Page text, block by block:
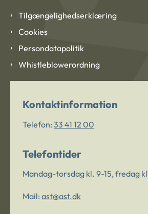
Tilgængelighedserklæring
Cookies
Persondatapolitik
Whistleblowerordning
Kontaktinformation
Telefon: 33 41 12 00
Telefontider
Mandag-torsdag kl. 9-15, fredag
Mail: ast@ast.dk